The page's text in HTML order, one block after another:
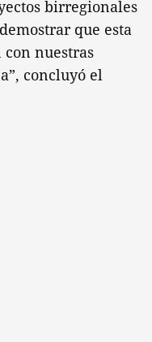
birregionales
que esta
con nuestras
concluyó el